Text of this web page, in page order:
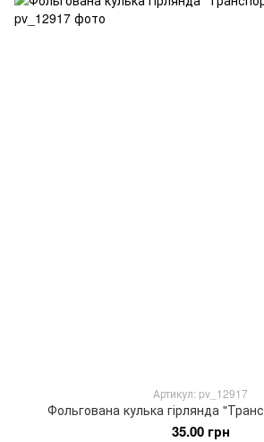
Артикул: pv_12917
Фольгована кулька гірлянда
35.00 грн